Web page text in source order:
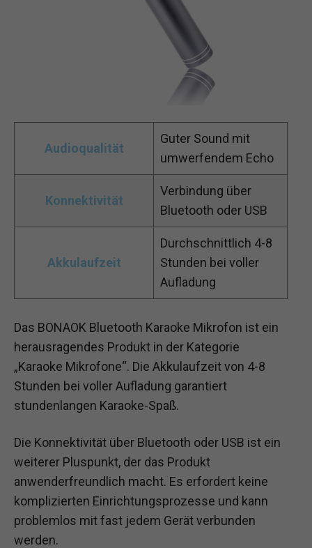
Audioqualität
Guter Sound mit
umwerfendem Echo
Konnektivität
Verbindung über
Bluetooth oder USB
Akkulaufzeit
Durchschnittlich 4-8
Stunden bei voller
Aufladung
Das BONAOK Bluetooth Karaoke Mikrofon ist ein
herausragendes Produkt in der Kategorie
„Karaoke Mikrofone“. Die Akkulaufzeit von 4-8
Stunden bei voller Aufladung garantiert
stundenlangen Karaoke-Spaß.
Die Konnektivität über Bluetooth oder USB ist ein
weiterer Pluspunkt, der das Produkt
anwenderfreundlich macht. Es erfordert keine
komplizierten Einrichtungsprozesse und kann
problemlos mit fast jedem Gerät verbunden
werden.